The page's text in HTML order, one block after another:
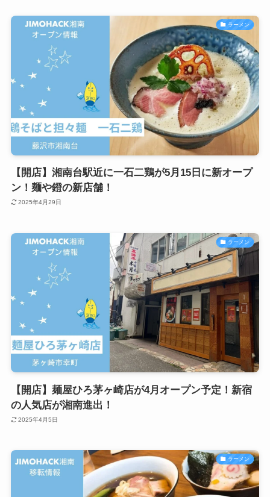
ラーメン
【開店】湘南台駅近に一石二鶏が5月15日に新オープ
ン！麺や鐙の新店舗！
2025年4月29日
ラーメン
【開店】麺屋ひろ茅ヶ崎店が4月オープン予定！新宿
の人気店が湘南進出！
2025年4月5日
ラーメン